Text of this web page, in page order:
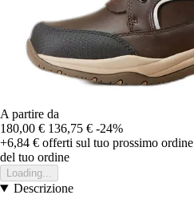
A partire da
180,00 € 136,75 € -24%
+6,84 € offerti sul tuo prossimo ordine
del tuo ordine
Loading...
Descrizione